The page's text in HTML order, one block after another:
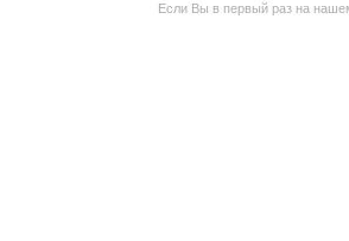
Если Вы в первый раз на